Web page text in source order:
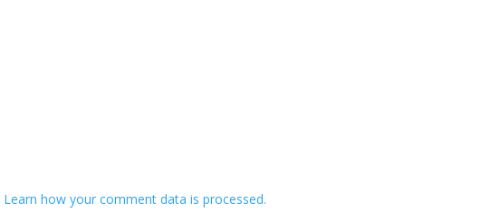
Learn how your comment data is processed.